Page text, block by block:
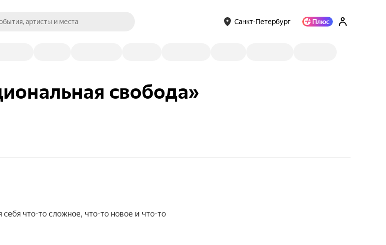
артисты и места Санкт-Петербург
свобода»
что-то сложное, что-то новое и что-то